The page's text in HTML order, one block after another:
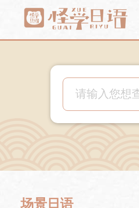
场景日语